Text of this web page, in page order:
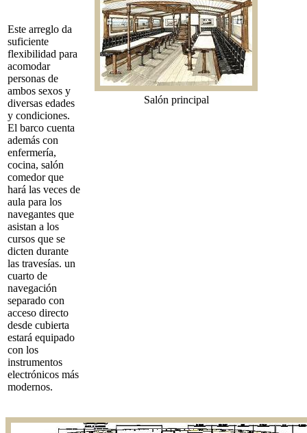
Este arreglo da
suficiente
flexibilidad para
acomodar
personas de
ambos sexos y
diversas edades
y condiciones.
El barco cuenta
además con
enfermería,
cocina, salón
comedor que
hará las veces de
aula para los
navegantes que
asistan a los
cursos que se
dicten durante
las travesías. un
cuarto de
navegación
separado con
acceso directo
desde cubierta
estará equipado
con los
instrumentos
electrónicos más
modernos.
Salón principal